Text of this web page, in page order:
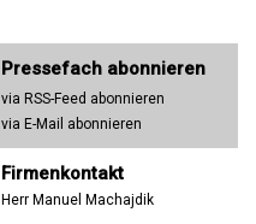
Pressefach abonnieren
via RSS-Feed abonnieren
via E-Mail abonnieren
Firmenkontakt
Herr Manuel Machajdik